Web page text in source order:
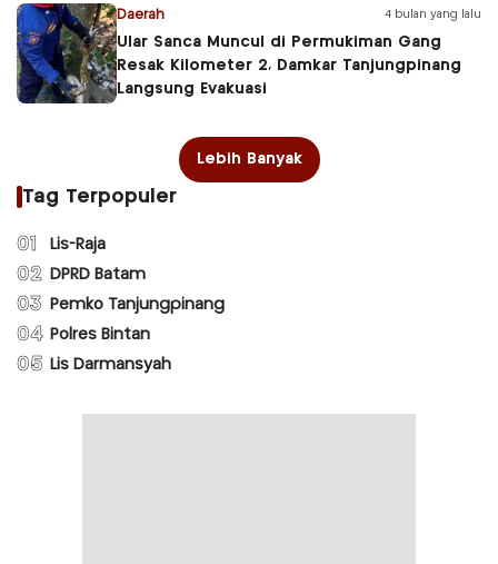
Daerah 4 bulan yang lalu
Ular Sanca Muncul di Permukiman Gang
Resak Kilometer 2, Damkar Tanjungpinang
Langsung Evakuasi
Lebih Banyak
Tag Terpopuler
01 Lis-Raja
02 DPRD Batam
03 Pemko Tanjungpinang
04 Polres Bintan
05 Lis Darmansyah